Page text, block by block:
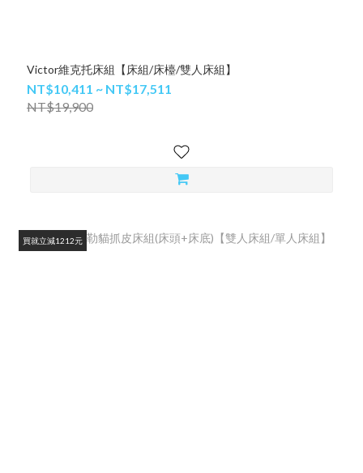
Victor維克托床組【床組/床檯/雙人床組】
NT$10,411 ~ NT$17,511
NT$19,900
買就立減1212元